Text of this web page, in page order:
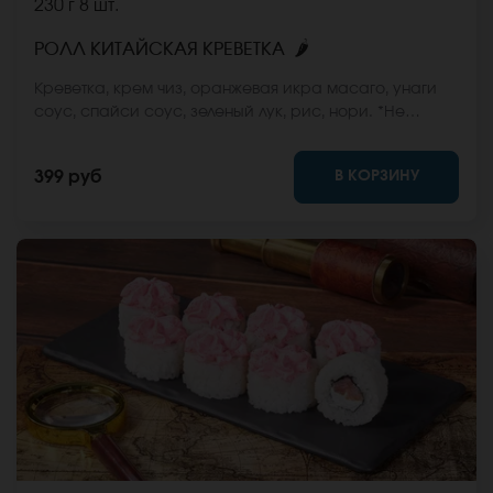
230 г 8 шт.
РОЛЛ КИТАЙСКАЯ КРЕВЕТКА 🌶
Они не входят в стоимость заказа. *Внешний вид
блюда может отличаться от фото на сайте.
399 руб В КОРЗИНУ